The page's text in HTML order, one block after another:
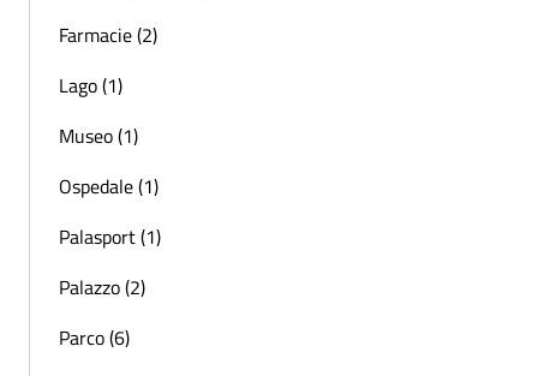
Farmacie (2)
Lago (1)
Museo (1)
Ospedale (1)
Palasport (1)
Palazzo (2)
Parco (6)